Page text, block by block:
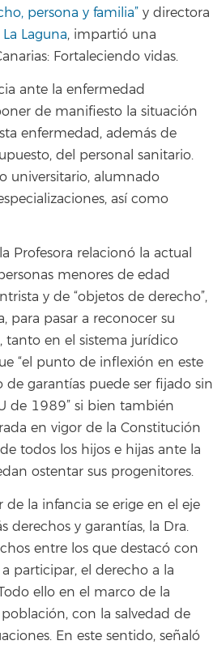
persona y familia” y directora
Laguna, impartió una
Fortaleciendo vidas.
ante la enfermedad
de manifiesto la situación
enfermedad, además de
del personal sanitario.
universitario, alumnado
así como
Profesora relacionó la actual
menores de edad
y de “objetos de derecho”,
para pasar a reconocer su
tanto en el sistema jurídico
“el punto de inflexión en este
garantías puede ser fijado sin
de 1989” si bien también
en vigor de la Constitución
todos los hijos e hijas ante la
ostentar sus progenitores.
la infancia se erige en el eje
derechos y garantías, la Dra.
entre los que destacó con
participar, el derecho a la
ello en el marco de la
con la salvedad de
En este sentido, señaló